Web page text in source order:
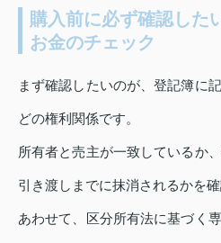
購入前に必ず確認した
お金のチェック
まず確認したいのが、登記簿に
どの権利関係です。
所有者と売主が一致しているか
引き渡しまでに抹消されるかを
あわせて、区分所有法に基づく